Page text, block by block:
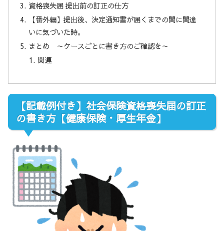
資格喪失届 提出前の訂正の仕方
【番外編】提出後、決定通知書が届くまでの間に間違
いに気づいた時。
まとめ ～ケースごとに書き方のご確認を～
関連
【記載例付き】社会保険資格喪失届の訂正
の書き方【健康保険・厚生年金】